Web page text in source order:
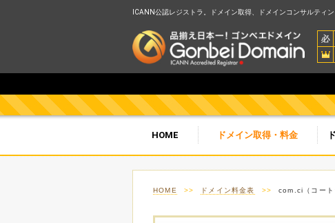
ICANN公認レジストラ。ドメイン取得、ドメインコンサルティ
HOME ドメイン取得・料金
HOME >> ドメイン料金表 >> com.ci（コート